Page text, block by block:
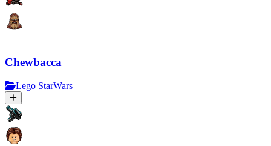
Chewbacca
Lego StarWars